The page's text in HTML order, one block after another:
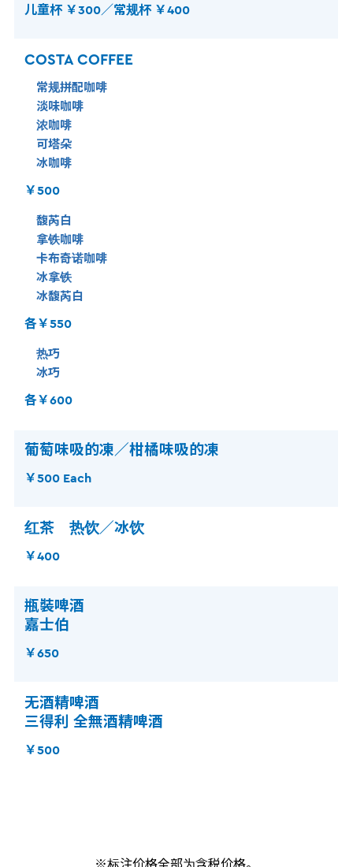
儿童杯 ￥300／常规杯 ￥400
COSTA COFFEE
常规拼配咖啡
淡味咖啡
浓咖啡
可塔朵
冰咖啡
￥500
馥芮白
拿铁咖啡
卡布奇诺咖啡
冰拿铁
冰馥芮白
各￥550
热巧
冰巧
各￥600
葡萄味吸的凍／柑橘味吸的凍
￥500 Each
红茶 热饮／冰饮
￥400
瓶裝啤酒
嘉士伯
￥650
无酒精啤酒
三得利 全無酒精啤酒
￥500
※标注价格全部为含税价格。